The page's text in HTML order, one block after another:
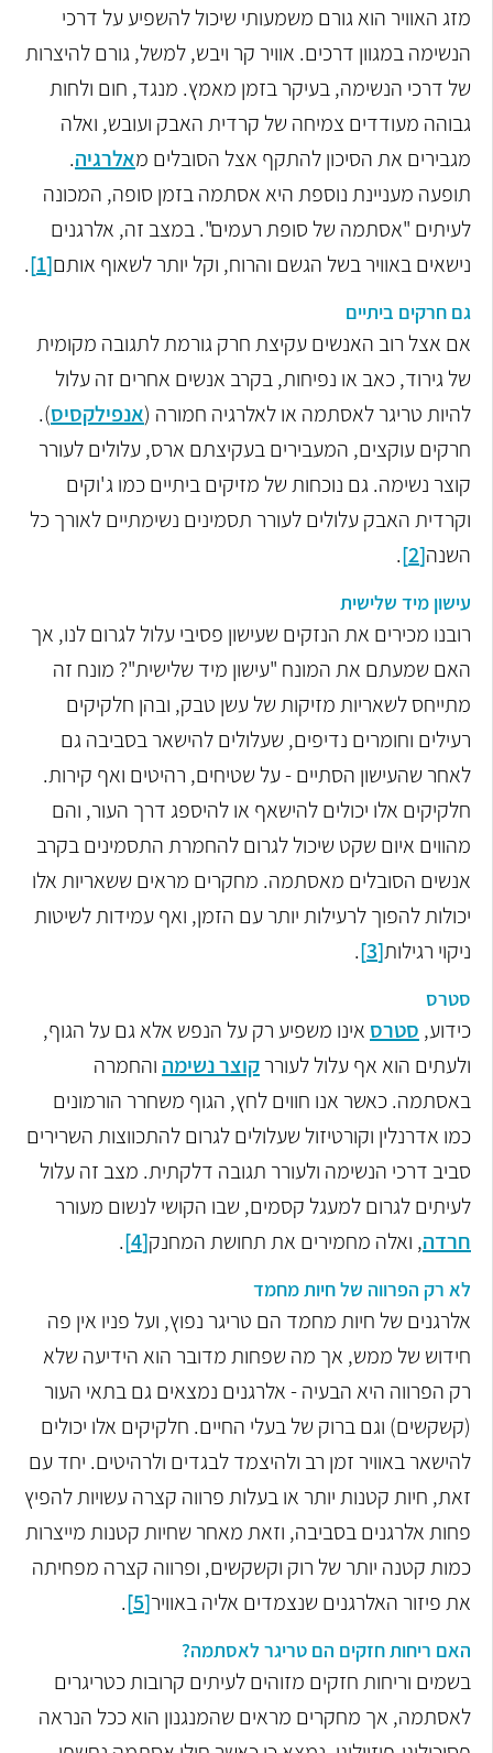
מזג האוויר הוא גורם משמעותי שיכול להשפיע על דרכי
הנשימה במגוון דרכים. אוויר קר ויבש, למשל, גורם להיצרות
של דרכי הנשימה, בעיקר בזמן מאמץ. מנגד, חום ולחות
גבוהה מעודדים צמיחה של קרדית האבק ועובש, ואלה
מגבירים את הסיכון להתקף אצל הסובלים מאלרגיה.
תופעה מעניינת נוספת היא אסתמה בזמן סופה, המכונה
לעיתים "אסתמה של סופת רעמים". במצב זה, אלרגנים
נישאים באוויר בשל הגשם והרוח, וקל יותר לשאוף אותם[1]
.
גם חרקים ביתיים
אם אצל רוב האנשים עקיצת חרק גורמת לתגובה מקומית
של גירוד, כאב או נפיחות, בקרב אנשים אחרים זה עלול
להיות טריגר לאסתמה או לאלרגיה חמורה (אנפילקסיס).
חרקים עוקצים, המעבירים בעקיצתם ארס, עלולים לעורר
קוצר נשימה. גם נוכחות של מזיקים ביתיים כמו ג'וקים
וקרדית האבק עלולים לעורר תסמינים נשימתיים לאורך כל
השנה[2]
.
עישון מיד שלישית
רובנו מכירים את הנזקים שעישון פסיבי עלול לגרום לנו, אך
האם שמעתם את המונח "עישון מיד שלישית"? מונח זה
מתייחס לשאריות מזיקות של עשן טבק, ובהן חלקיקים
רעילים וחומרים נדיפים, שעלולים להישאר בסביבה גם
לאחר שהעישון הסתיים - על שטיחים, רהיטים ואף קירות.
חלקיקים אלו יכולים להישאף או להיספג דרך העור, והם
מהווים איום שקט שיכול לגרום להחמרת התסמינים בקרב
אנשים הסובלים מאסתמה. מחקרים מראים ששאריות אלו
יכולות להפוך לרעילות יותר עם הזמן, ואף עמידות לשיטות
ניקוי רגילות[3]
.
סטרס
כידוע, סטרס אינו משפיע רק על הנפש אלא גם על הגוף,
ולעתים הוא אף עלול לעוררקוצר נשימה והחמרה
באסתמה. כאשר אנו חווים לחץ, הגוף משחרר הורמונים
כמו אדרנלין וקורטיזול שעלולים לגרום להתכווצות השרירים
סביב דרכי הנשימה ולעורר תגובה דלקתית. מצב זה עלול
לעיתים לגרום למעגל קסמים, שבו הקושי לנשום מעורר
חרדה, ואלה מחמירים את תחושת המחנק[4]
.
לא רק הפרווה של חיות מחמד
אלרגנים של חיות מחמד הם טריגר נפוץ, ועל פניו אין פה
חידוש של ממש, אך מה שפחות מדובר הוא הידיעה שלא
רק הפרווה היא הבעיה - אלרגנים נמצאים גם בתאי העור
(קשקשים) וגם ברוק של בעלי החיים. חלקיקים אלו יכולים
להישאר באוויר זמן רב ולהיצמד לבגדים ולרהיטים. יחד עם
זאת, חיות קטנות יותר או בעלות פרווה קצרה עשויות להפיץ
פחות אלרגנים בסביבה, וזאת מאחר שחיות קטנות מייצרות
כמות קטנה יותר של רוק וקשקשים, ופרווה קצרה מפחיתה
את פיזור האלרגנים שנצמדים אליה באוויר[5]
.
האם ריחות חזקים הם טריגר לאסתמה?
בשמים וריחות חזקים מזוהים לעיתים קרובות כטריגרים
לאסתמה, אך מחקרים מראים שהמנגנון הוא ככל הנראה